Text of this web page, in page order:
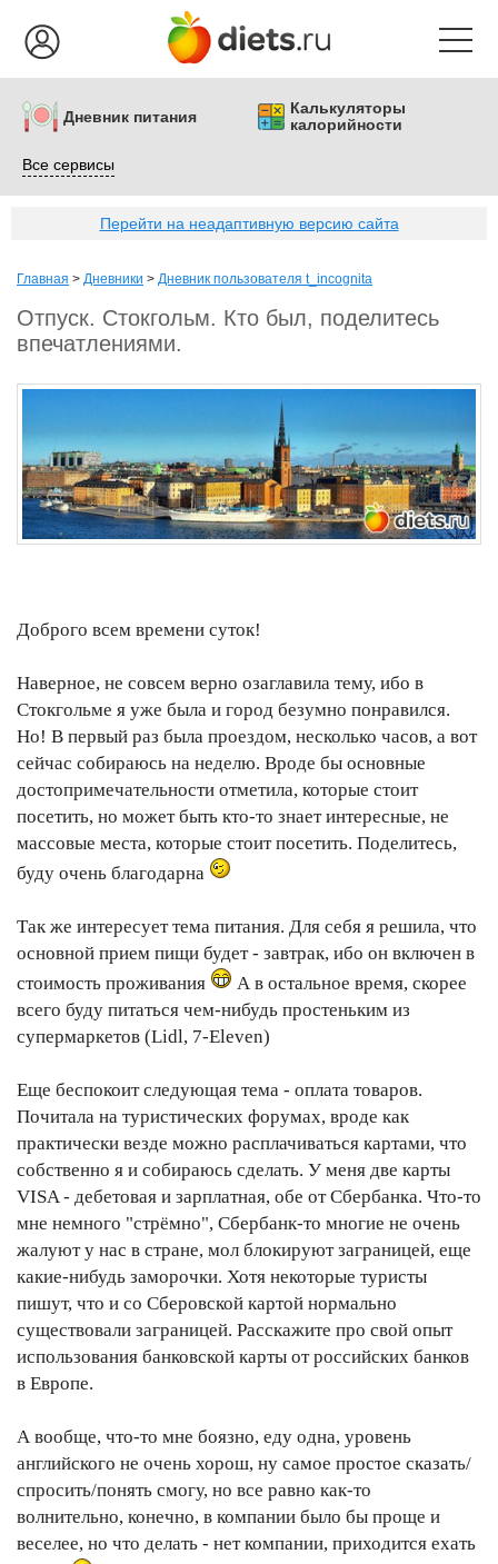
Дневник питания
Калькуляторы
калорийности
Все сервисы
Перейти на неадаптивную версию сайта
Главная > Дневники > Дневник пользователя t_incognita
Отпуск. Стокгольм. Кто был, поделитесь
впечатлениями.
Доброго всем времени суток!
Наверное, не совсем верно озаглавила тему, ибо в
Стокгольме я уже была и город безумно понравился.
Но! В первый раз была проездом, несколько часов, а вот
сейчас собираюсь на неделю. Вроде бы основные
достопримечательности отметила, которые стоит
посетить, но может быть кто-то знает интересные, не
массовые места, которые стоит посетить. Поделитесь,
буду очень благодарна
Так же интересует тема питания. Для себя я решила, что
основной прием пищи будет - завтрак, ибо он включен в
стоимость проживания
А в остальное время, скорее
всего буду питаться чем-нибудь простеньким из
супермаркетов (Lidl, 7-Eleven)
Еще беспокоит следующая тема - оплата товаров.
Почитала на туристических форумах, вроде как
практически везде можно расплачиваться картами, что
собственно я и собираюсь сделать. У меня две карты
VISA - дебетовая и зарплатная, обе от Сбербанка. Что-то
мне немного "стрёмно", Сбербанк-то многие не очень
жалуют у нас в стране, мол блокируют заграницей, еще
какие-нибудь заморочки. Хотя некоторые туристы
пишут, что и со Сберовской картой нормально
существовали заграницей. Расскажите про свой опыт
использования банковской карты от российских банков
в Европе.
А вообще, что-то мне боязно, еду одна, уровень
английского не очень хорош, ну самое простое сказать/
спросить/понять смогу, но все равно как-то
волнительно, конечно, в компании было бы проще и
веселее, но что делать - нет компании, приходится ехать